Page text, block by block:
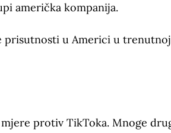
američka kompanija.
prisutnosti u Americi u trenutnoj
protiv TikToka. Mnoge